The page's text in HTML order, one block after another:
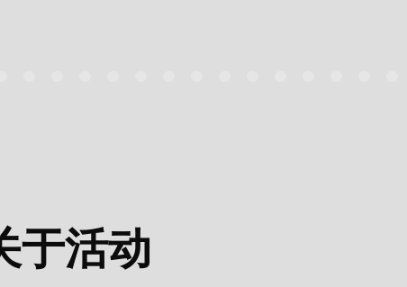
于活动